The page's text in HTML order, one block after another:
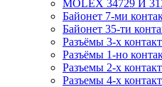
MOLEX 34729 И
Байонет 7-ми
Байонет 35-ти
Разъёмы 3-х
Разъёмы 1-но
Разъемы 2-х
Разъемы 4-х